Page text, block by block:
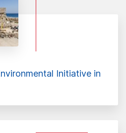
Initiative in